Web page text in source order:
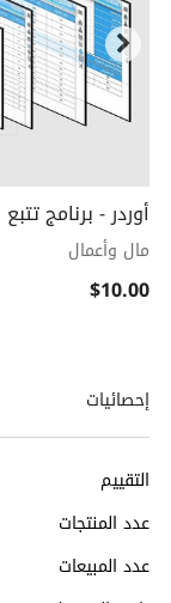
أوردر - برنامج
مال وأعمال
$10.00
إحصائيات
التقييم
عدد المنتجات
عدد المبيعات